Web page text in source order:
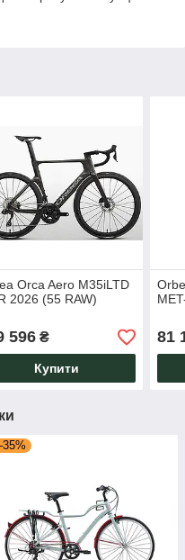
Orca Aero M35iLTD
2026 (55 RAW)
596₴
Купити
81